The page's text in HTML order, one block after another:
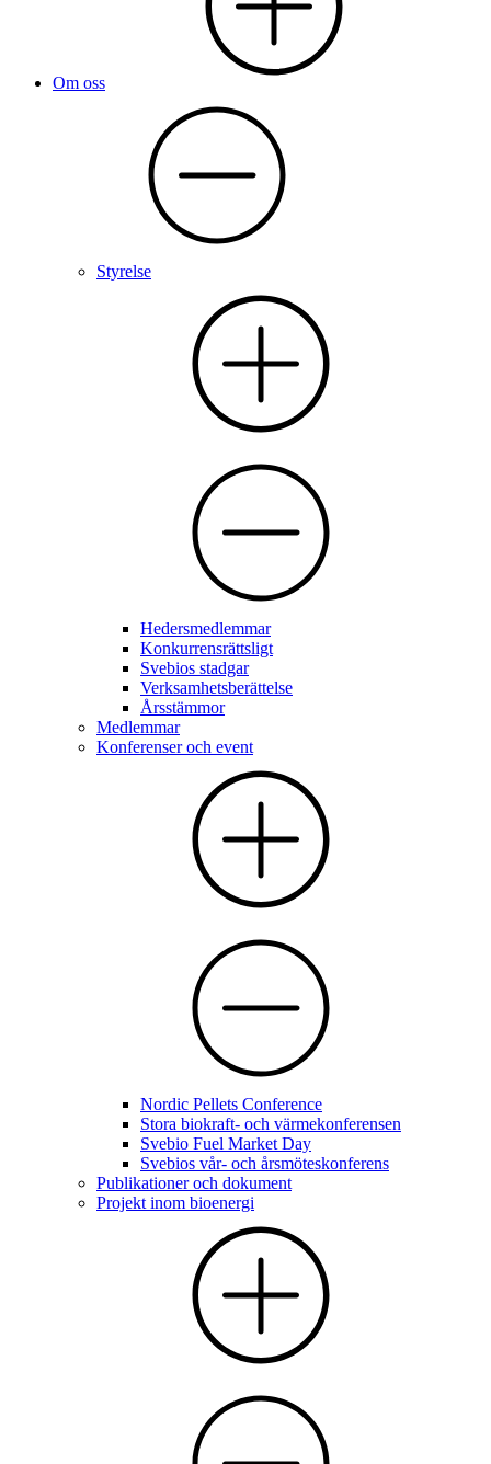
Om oss
Styrelse
Hedersmedlemmar
Konkurrensrättsligt
Svebios stadgar
Verksamhetsberättelse
Årsstämmor
Medlemmar
Konferenser och event
Nordic Pellets Conference
Stora biokraft- och värmekonferensen
Svebio Fuel Market Day
Svebios vår- och årsmöteskonferens
Publikationer och dokument
Projekt inom bioenergi